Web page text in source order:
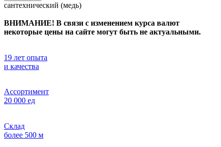
сантехнический (медь)
ВНИМАНИЕ! В связи с изменением курса валют
некоторые цены на сайте могут быть не актуальными.
19 лет опыта
и качества
Ассортимент
20 000 ед
Склад
более 500 м